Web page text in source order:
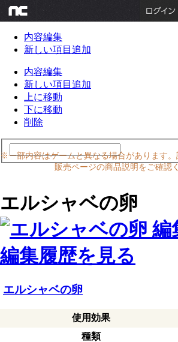
内容編集
新しい項目追加
内容編集
新しい項目追加
上に移動
下に移動
削除
※一部内容はゲームと異なる場合があります
販売ページの商品説明をご確認
エルシャベの卵
編集履歴を見る
エルシャベの卵
使用効果
種類